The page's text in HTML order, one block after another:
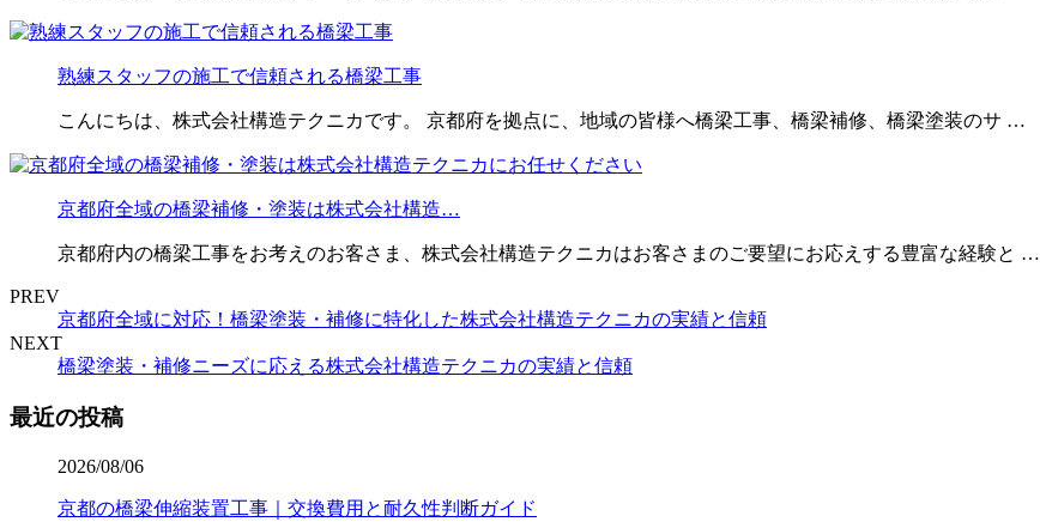
熟練スタッフの施工で信頼される橋梁工事
こんにちは、株式会社構造テクニカです。 京都府を拠点に、地域の皆様へ橋梁工事、橋梁補修、橋梁塗装のサ …
京都府全域の橋梁補修・塗装は株式会社構造…
京都府内の橋梁工事をお考えのお客さま、株式会社構造テクニカはお客さまのご要望にお応えする豊富な経験と …
PREV
京都府全域に対応！橋梁塗装・補修に特化した株式会社構造テクニカの実績と信頼
NEXT
橋梁塗装・補修ニーズに応える株式会社構造テクニカの実績と信頼
最近の投稿
2026/08/06
京都の橋梁伸縮装置工事｜交換費用と耐久性判断ガイド